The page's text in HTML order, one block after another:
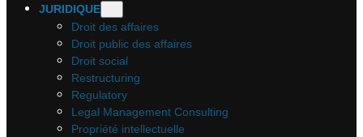
JURIDIQUE
Droit des affaires
Droit public des affaires
Droit social
Restructuring
Regulatory
Legal Management Consulting
Propriété intellectuelle